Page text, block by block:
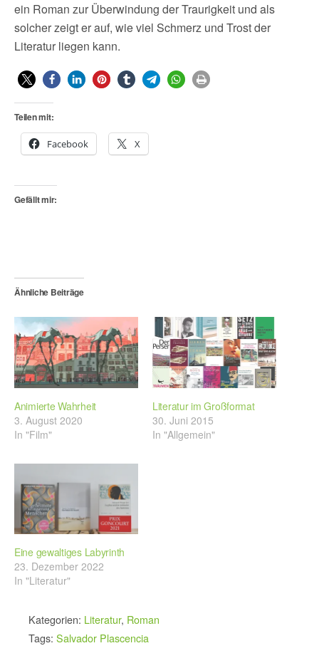
ein Roman zur Überwindung der Traurigkeit und als
solcher zeigt er auf, wie viel Schmerz und Trost der
Literatur liegen kann.
Teilen mit:
Facebook X
Gefällt mir:
Ähnliche Beiträge
Animierte Wahrheit
3. August 2020
In "Film"
Literatur im Großformat
30. Juni 2015
In "Allgemein"
Eine gewaltiges Labyrinth
23. Dezember 2022
In "Literatur"
Kategorien: Literatur, Roman
Tags: Salvador Plascencia